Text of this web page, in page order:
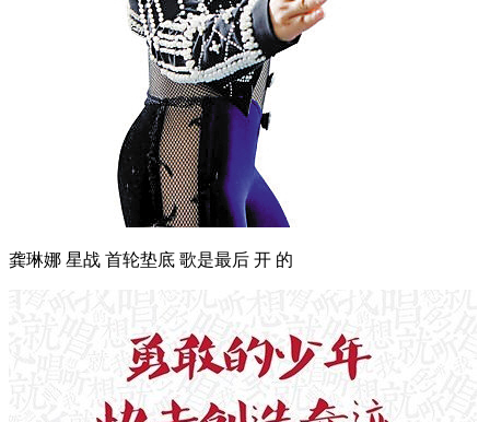
龚琳娜 星战 首轮垫底 歌是最后 开 的